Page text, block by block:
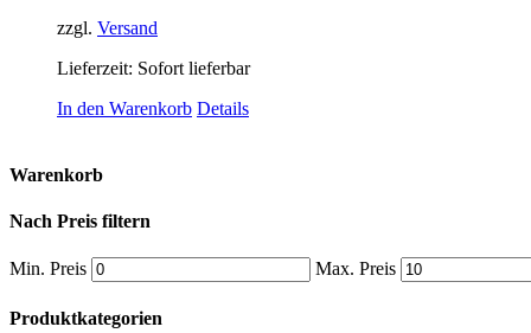
zzgl. Versand
Lieferzeit: Sofort lieferbar
In den Warenkorb Details
Warenkorb
Nach Preis filtern
Min. Preis Max. Preis
Produktkategorien